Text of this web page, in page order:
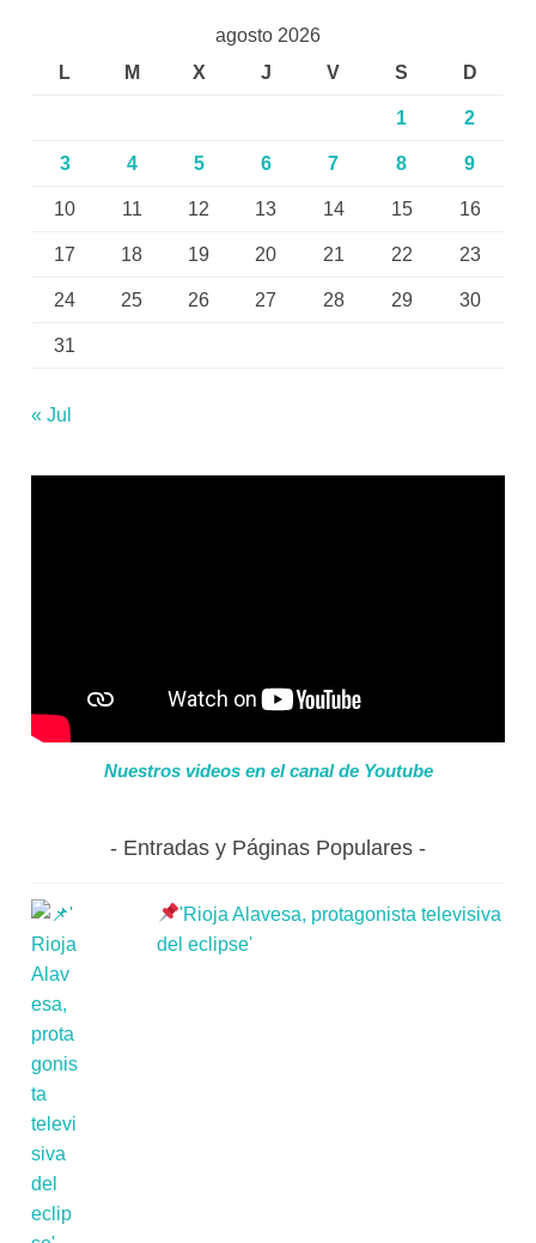
agosto 2026
L
M X J V S D
1 2
3 4 5 6 7 8 9
10 11 12 13 14 15 16
17 18 19 20 21 22 23
24 25 26 27 28 29 30
31
« Jul
Nuestros videos en el canal de Youtube
Entradas y Páginas Populares
'Rioja Alavesa, protagonista televisiva
del eclipse'